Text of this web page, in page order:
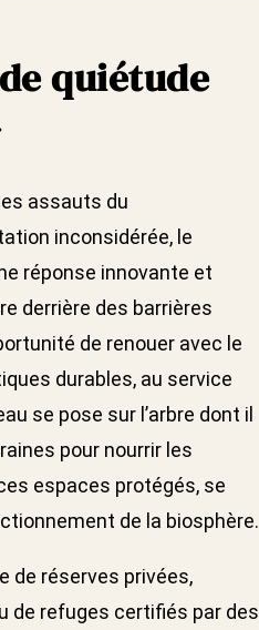
quiétude
assauts du
inconsidérée, le
réponse innovante et
derrière des barrières
de renouer avec le
durables, au service
se pose sur l’arbre dont il
pour nourrir les
espaces protégés, se
de la biosphère.
de réserves privées,
de refuges certifiés par des